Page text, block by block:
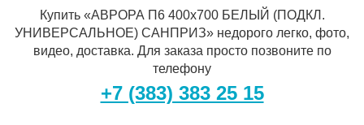
Купить «АВРОРА П6 400х700 БЕЛЫЙ (ПОДКЛ.
УНИВЕРСАЛЬНОЕ) САНПРИЗ» недорого легко, фото,
видео, доставка. Для заказа просто позвоните по
телефону
+7 (383) 383 25 15